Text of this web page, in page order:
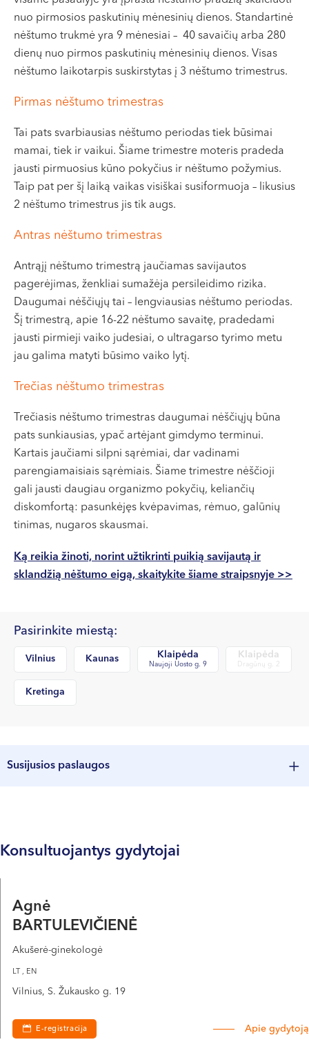
nuo pirmosios paskutinių mėnesinių dienos. Standartinė
nėštumo trukmė yra 9 mėnesiai – 40 savaičių arba 280
dienų nuo pirmos paskutinių mėnesinių dienos. Visas
nėštumo laikotarpis suskirstytas į 3 nėštumo trimestrus.
Pirmas nėštumo trimestras
Tai pats svarbiausias nėštumo periodas tiek būsimai
mamai, tiek ir vaikui. Šiame trimestre moteris pradeda
jausti pirmuosius kūno pokyčius ir nėštumo požymius.
Taip pat per šį laiką vaikas visiškai susiformuoja – likusius
2 nėštumo trimestrus jis tik augs.
Antras nėštumo trimestras
Antrąjį nėštumo trimestrą jaučiamas savijautos
pagerėjimas, ženkliai sumažėja persileidimo rizika.
Daugumai nėščiųjų tai – lengviausias nėštumo periodas.
Šį trimestrą, apie 16-22 nėštumo savaitę, pradedami
jausti pirmieji vaiko judesiai, o ultragarso tyrimo metu
jau galima matyti būsimo vaiko lytį.
Trečias nėštumo trimestras
Trečiasis nėštumo trimestras daugumai nėščiųjų būna
pats sunkiausias, ypač artėjant gimdymo terminui.
Kartais jaučiami silpni sąrėmiai, dar vadinami
parengiamaisiais sąrėmiais. Šiame trimestre nėščioji
gali jausti daugiau organizmo pokyčių, keliančių
diskomfortą: pasunkėjęs kvėpavimas, rėmuo, galūnių
tinimas, nugaros skausmai.
Ką reikia žinoti, norint užtikrinti puikią savijautą ir
sklandžią nėštumo eigą, skaitykite šiame straipsnyje >>
Pasirinkite miestą:
Vilnius Kaunas Klaipėda
Naujoji Uosto g. 9
Klaipėda
Dragūnų g. 2
Kretinga
Susijusios paslaugos
Konsultuojantys gydytojai
Agnė
BARTULEVIČIENĖ
Akušerė-ginekologė
LT , EN
Vilnius, S. Žukausko g. 19
E-registracija Apie gydytoją